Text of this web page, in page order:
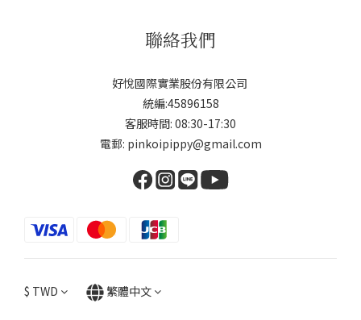
聯絡我們
好悅國際實業股份有限公司
統編:45896158
客服時間: 08:30-17:30
電郵: pinkoipippy@gmail.com
$ TWD 繁體中文